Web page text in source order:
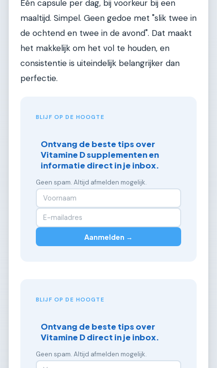
Eén capsule per dag, bij voorkeur bij een
maaltijd. Simpel. Geen gedoe met "slik twee in
de ochtend en twee in de avond". Dat maakt
het makkelijk om het vol te houden, en
consistentie is uiteindelijk belangrijker dan
perfectie.
BLIJF OP DE HOOGTE
Ontvang de beste tips over
Vitamine D supplementen en
informatie direct in je inbox.
Geen spam. Altijd afmelden mogelijk.
Aanmelden →
BLIJF OP DE HOOGTE
Ontvang de beste tips over
Vitamine D direct in je inbox.
Geen spam. Altijd afmelden mogelijk.